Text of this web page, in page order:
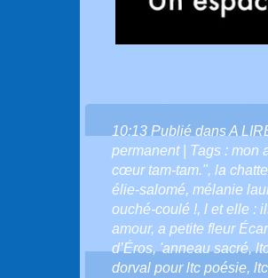
10:13 Publié dansA
permanent| Tags : mon
cœur tam-tam.", la
élie-salomé, mélanie
ouché-coulé !, l et elle :
amour, a petite fleur
d’Éros,'anneau sacré,
dorval pour ltc poésie,